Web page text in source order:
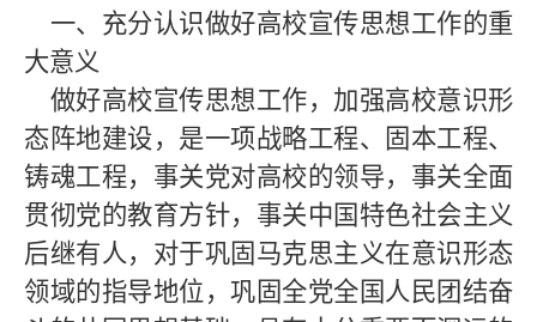
一、充分认识做好高校宣传思想工作的重
大意义
做好高校宣传思想工作，加强高校意识形
态阵地建设，是一项战略工程、固本工程、
铸魂工程，事关党对高校的领导，事关全面
贯彻党的教育方针，事关中国特色社会主义
后继有人，对于巩固马克思主义在意识形态
领域的指导地位，巩固全党全国人民团结奋